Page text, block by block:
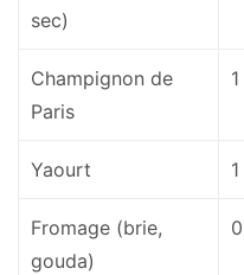
sec)
Champignon de
Paris
Yaourt
Fromage (brie,
gouda)